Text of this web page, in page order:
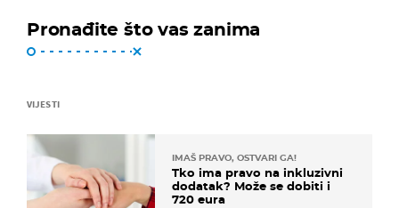
Pronađite što vas zanima
VIJESTI
IMAŠ PRAVO, OSTVARI GA!
Tko ima pravo na inkluzivni
dodatak? Može se dobiti i
720 eura